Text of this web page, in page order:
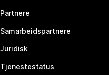
Partnere
Samarbeidspartnere
Juridisk
Tjenestestatus